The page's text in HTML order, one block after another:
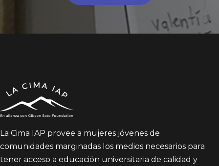
La Cima IAP provee a mujeres jóvenes de
comunidades marginadas los medios necesarios para
tener acceso a educación universitaria de calidad y